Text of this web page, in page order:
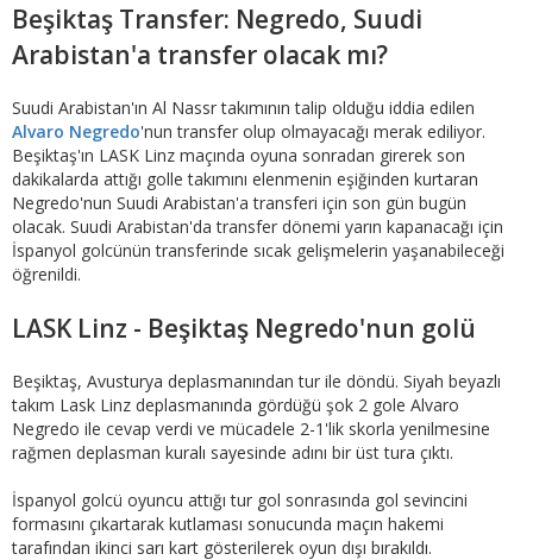
Beşiktaş Transfer: Negredo, Suudi
Arabistan'a transfer olacak mı?
Suudi Arabistan'ın Al Nassr takımının talip olduğu iddia edilen
Alvaro Negredo'nun transfer olup olmayacağı merak ediliyor.
Beşiktaş'ın LASK Linz maçında oyuna sonradan girerek son
dakikalarda attığı golle takımını elenmenin eşiğinden kurtaran
Negredo'nun Suudi Arabistan'a transferi için son gün bugün
olacak. Suudi Arabistan'da transfer dönemi yarın kapanacağı için
İspanyol golcünün transferinde sıcak gelişmelerin yaşanabileceği
öğrenildi.
LASK Linz - Beşiktaş Negredo'nun golü
Beşiktaş, Avusturya deplasmanından tur ile döndü. Siyah beyazlı
takım Lask Linz deplasmanında gördüğü şok 2 gole Alvaro
Negredo ile cevap verdi ve mücadele 2-1'lik skorla yenilmesine
rağmen deplasman kuralı sayesinde adını bir üst tura çıktı.
İspanyol golcü oyuncu attığı tur gol sonrasında gol sevincini
formasını çıkartarak kutlaması sonucunda maçın hakemi
tarafından ikinci sarı kart gösterilerek oyun dışı bırakıldı.